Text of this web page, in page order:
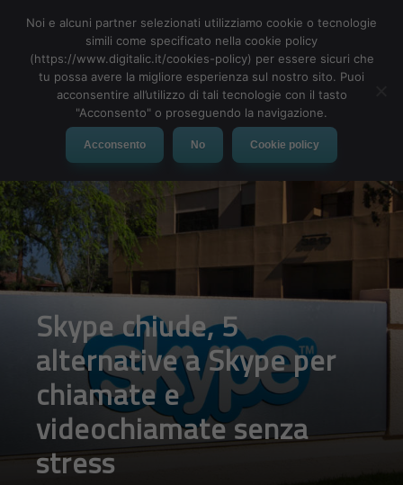
MENU
Skype chiude, 5
alternative a Skype per
chiamate e
videochiamate senza
stress
Noi e alcuni partner selezionati utilizziamo cookie o tecnologie
simili come specificato nella cookie policy
(https://www.digitalic.it/cookies-policy) per essere sicuri che
tu possa avere la migliore esperienza sul nostro sito. Puoi
acconsentire all’utilizzo di tali tecnologie con il tasto
"Acconsento" o proseguendo la navigazione.
Acconsento No Cookie policy